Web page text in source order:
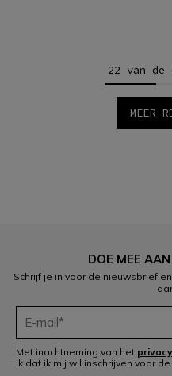
22 van de
MEER
DOE MEE
Schrijf je in voor de nieuwsbrief
Met inachtneming van het
ik dat ik mij wil inschrijven voor